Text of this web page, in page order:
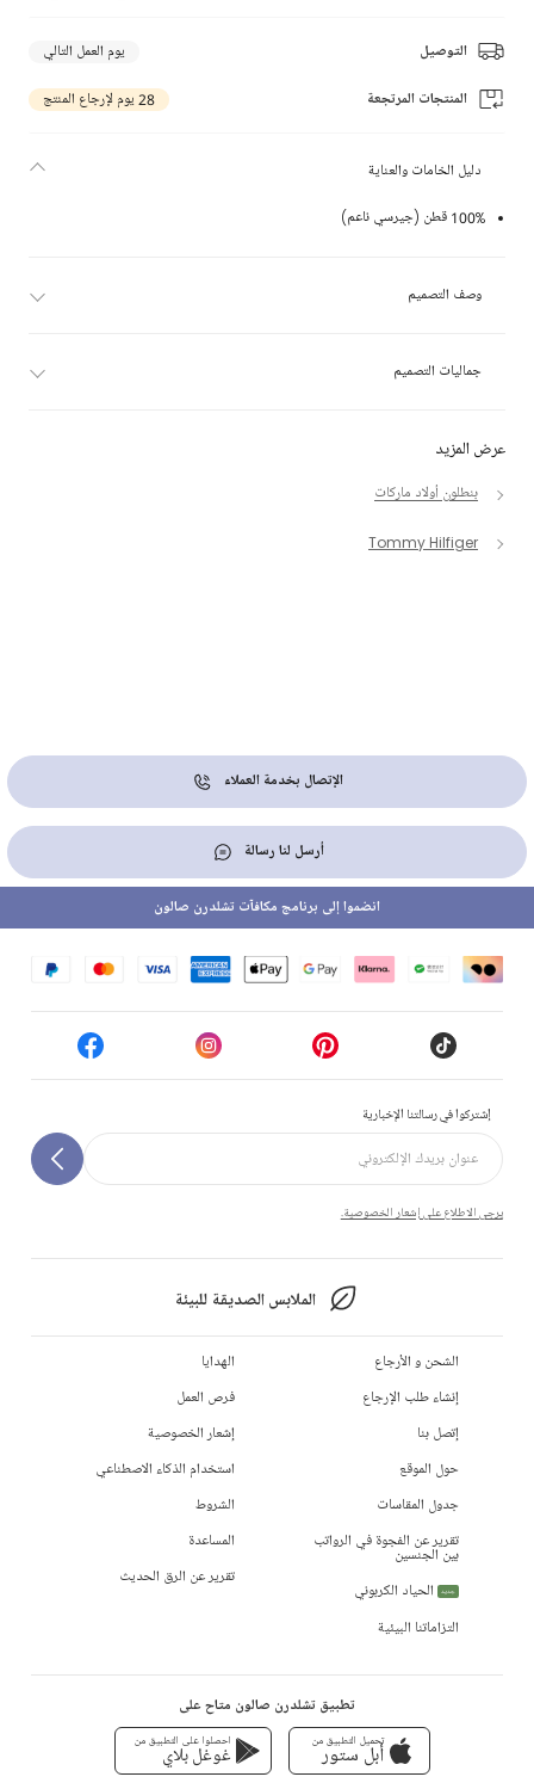
التوصيل يوم العمل التالي
المنتجات المرتجعة 28 يوم لإرجاع المنتج
عرض المزيد
بنطلون أولاد ماركات
Tommy Hilfiger
دليل الخامات والعناية
100% قطن (جيرسي ناعم)
وصف التصميم
جماليات التصميم
الإتصال بخدمة العملاء
أرسل لنا رسالة
إشتركوا في رسالتنا الإخبارية
يرجى الاطلاع على إشعار الخصوصية.
الملابس الصديقة للبيئة
انضموا إلى برنامج مكافآت تشلدرن صالون
الشحن و الأرجاع
إنشاء طلب الإرجاع
إتصل بنا
حول الموقع
جدول المقاسات
تقرير عن الفجوة في الرواتب
بين الجنسين
جديد
الحياد الكربوني
التزاماتنا البيئية
الهدايا
فرص العمل
إشعار الخصوصية
استخدام الذكاء الاصطناعي
الشروط
المساعدة
تقرير عن الرق الحديث
تطبيق تشلدرن صالون متاح على
تحميل التطبيق من
أبل ستور
احصلوا على التطبيق من
غوغل بلاي